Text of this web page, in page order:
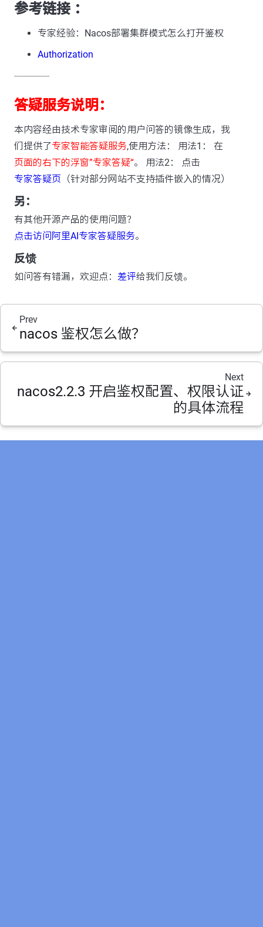
参考链接 ：
专家经验：Nacos部署集群模式怎么打开鉴权
Authorization
---------------
答疑服务说明：
本内容经由技术专家审阅的用户问答的镜像生成，我
们提供了专家智能答疑服务,使用方法： 用法1： 在
页面的右下的浮窗”专家答疑“。 用法2： 点击
专家答疑页 （针对部分网站不支持插件嵌入的情况）
另：
有其他开源产品的使用问题？
点击访问阿里AI专家答疑服务。
反馈
如问答有错漏，欢迎点： 差评给我们反馈。
Prev
nacos 鉴权怎么做？
Next
nacos2.2.3 开启鉴权配置、权限认证
的具体流程